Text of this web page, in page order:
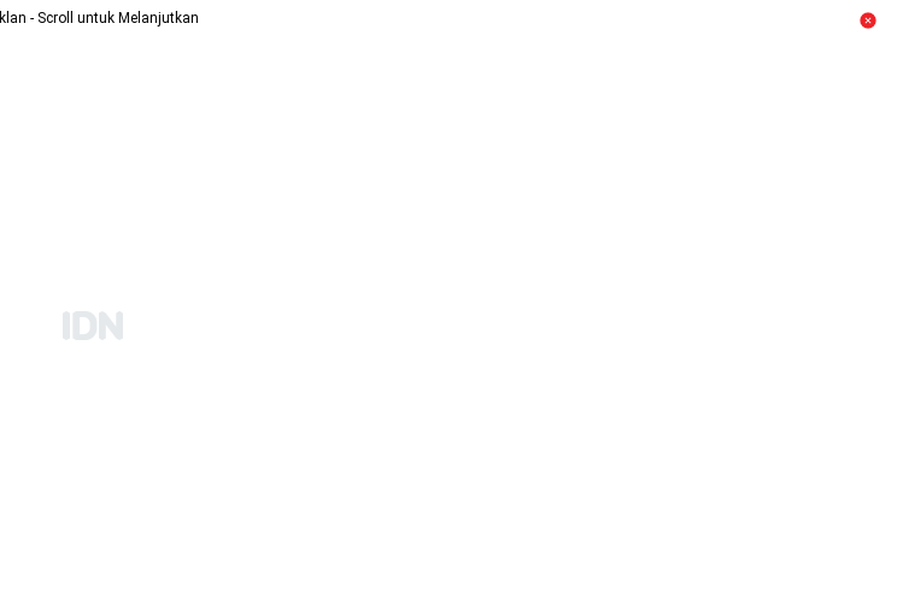
Iklan - Scroll untuk Melanjutkan